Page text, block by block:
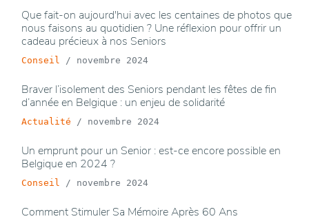
Que fait-on aujourd'hui avec les centaines de photos que
nous faisons au quotidien ? Une réflexion pour offrir un
cadeau précieux à nos Seniors
Conseil / novembre 2024
Braver l’isolement des Seniors pendant les fêtes de fin
d’année en Belgique : un enjeu de solidarité
Actualité / novembre 2024
Un emprunt pour un Senior : est-ce encore possible en
Belgique en 2024 ?
Conseil / novembre 2024
Comment Stimuler Sa Mémoire Après 60 Ans